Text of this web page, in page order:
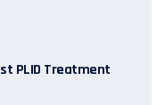
PLID Treatment